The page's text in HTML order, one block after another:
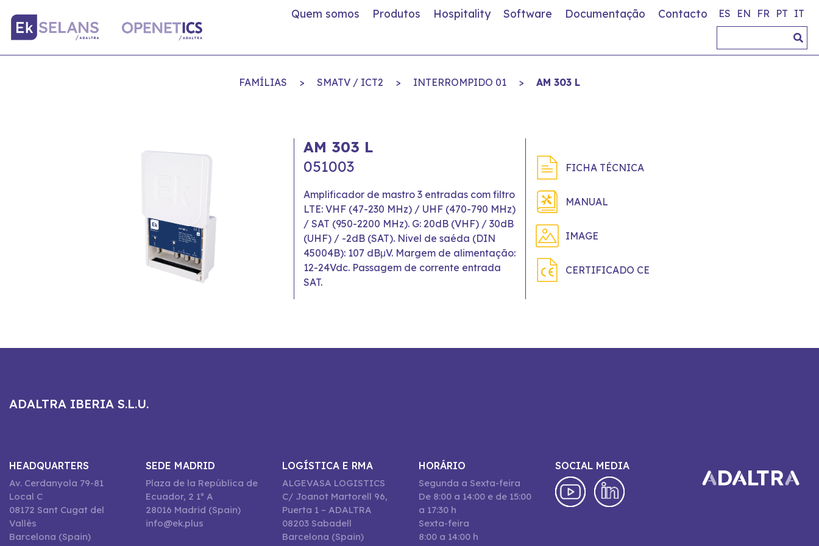
Quem somos Produtos Hospitality Software Documentação Contacto ES EN FR PT IT
FAMÍLIAS > SMATV / ICT2 > INTERROMPIDO 01 > AM 303 L
AM 303 L
051003
Amplificador de mastro 3 entradas com filtro
LTE: VHF (47-230 MHz) / UHF (470-790 MHz)
/ SAT (950-2200 MHz). G: 20dB (VHF) / 30dB
(UHF) / -2dB (SAT). Nivel de saéda (DIN
45004B): 107 dBμV. Margem de alimentação:
12-24Vdc. Passagem de corrente entrada
SAT.
FICHA TÉCNICA
MANUAL
IMAGE
CERTIFICADO CE
ADALTRA IBERIA S.L.U.
HEADQUARTERS
Av. Cerdanyola 79-81
Local C
08172 Sant Cugat del
Vallès
Barcelona (Spain)
SEDE MADRID
Plaza de la República de
Ecuador, 2 1º A
28016 Madrid (Spain)
info@ek.plus
LOGÍSTICA E RMA
ALGEVASA LOGISTICS
C/ Joanot Martorell 96,
Puerta 1 – ADALTRA
08203 Sabadell
Barcelona (Spain)
HORÁRIO
Segunda a Sexta-feira
De 8:00 a 14:00 e de 15:00
a 17:30 h
Sexta-feira
8:00 a 14:00 h
SOCIAL MEDIA